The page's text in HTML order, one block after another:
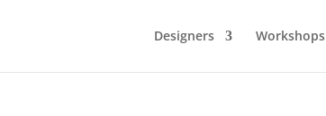
Designers Workshops